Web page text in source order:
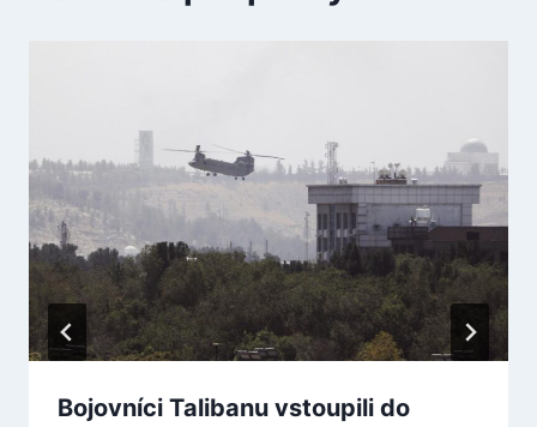
Bojovníci Talibanu vstoupili do